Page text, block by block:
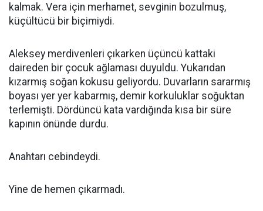
kalmak. Vera için merhamet, sevginin bozulmuş,
küçültücü bir biçimiydi.
Aleksey merdivenleri çıkarken üçüncü kattaki
daireden bir çocuk ağlaması duyuldu. Yukarıdan
kızarmış soğan kokusu geliyordu. Duvarların sararmış
boyası yer yer kabarmış, demir korkuluklar soğuktan
terlemişti. Dördüncü kata vardığında kısa bir süre
kapının önünde durdu.
Anahtarı cebindeydi.
Yine de hemen çıkarmadı.